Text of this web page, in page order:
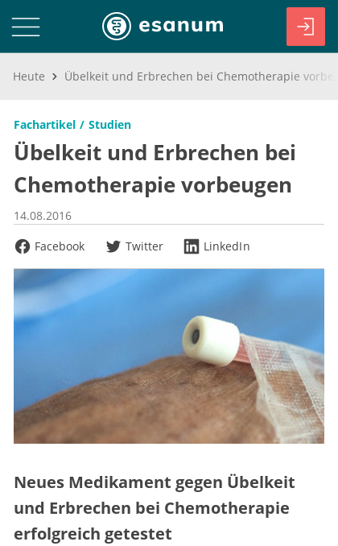
Heute
Fachartikel Studien
Übelkeit und Erbrechen bei
Chemotherapie vorbeugen
14.08.2016
Facebook
Twitter LinkedIn
Neues Medikament gegen Übelkeit
und Erbrechen bei Chemotherapie
erfolgreich getestet